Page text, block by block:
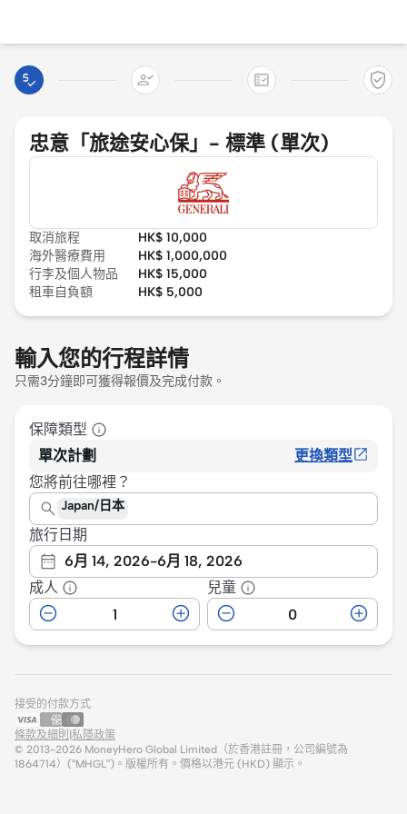

忠意「旅途安心保」- 標準 (單次)
取消旅程 HK$ 10,000
海外醫療費用
HK$ 1,000,000
行李及個人物品
HK$ 15,000
租車自負額
HK$ 5,000
輸入您的行程詳情
只需3分鐘即可獲得報價及完成付款。
保障類型
單次計劃
更換類型
您將前往哪裡？
Japan/日本
旅行日期
6月 14, 2026-6月 18, 2026
成人
兒童
接受的付款方式
條款及細則 私隱政策
© 2013-2026 MoneyHero Global Limited（於香港註冊，公司編號為
1864714）(“MHGL”)。版權所有。價格以港元 (HKD) 顯示。